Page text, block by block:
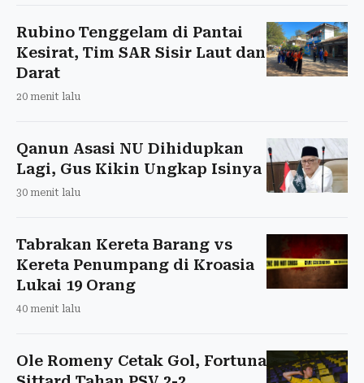
Rubino Tenggelam di Pantai
Kesirat, Tim SAR Sisir Laut dan
Darat
20 menit lalu
Qanun Asasi NU Dihidupkan
Lagi, Gus Kikin Ungkap Isinya
30 menit lalu
Tabrakan Kereta Barang vs
Kereta Penumpang di Kroasia
Lukai 19 Orang
40 menit lalu
Ole Romeny Cetak Gol, Fortuna